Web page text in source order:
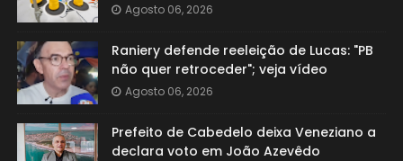
Agosto 06, 2026
Raniery defende reeleição de Lucas: "PB
não quer retroceder"; veja vídeo
Agosto 06, 2026
Prefeito de Cabedelo deixa Veneziano a
declara voto em João Azevêdo